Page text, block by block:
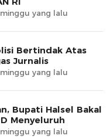
yang lalu
Bertindak Atas
Jurnalis
yang lalu
Bupati Halsel Bakal
Menyeluruh
yang lalu